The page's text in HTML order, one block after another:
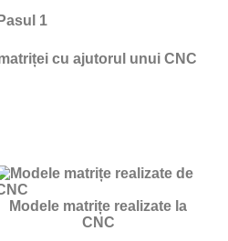
Pasul 1
cu ajutorul unui CNC
Modele matrițe realizate la
CNC